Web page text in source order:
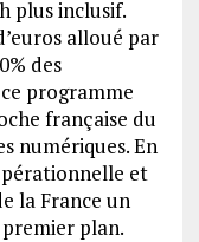
plus inclusif.
alloué par
des
programme
française du
numériques. En
et
la France un
plan.